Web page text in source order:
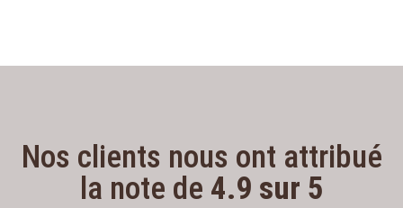
Nos clients nous ont attribué
la note de 4.9 sur 5